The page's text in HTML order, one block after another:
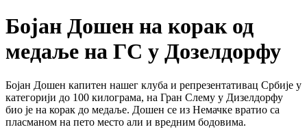
Бојан Дошен на корак од
медаље на ГС у Дозелдорфу
Бојан Дошен капитен нашег клуба и репрезентативац Србије у
категорији до 100 килограма, на Гран Слему у Дизелдорфу
био је на корак до медаље. Дошен се из Немачке вратио са
пласманом на пето место али и вредним бодовима.